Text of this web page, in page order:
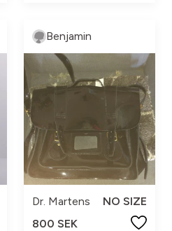
Benjamin
Dr. Martens
NO SIZE
800 SEK